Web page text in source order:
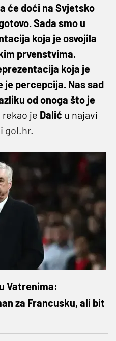
će doći na Svjetsko
Sada smo u
koja je osvojila
prvenstvima.
koja je
je percepcija. Nas sad
od onoga što je
rekao je Dalić u najavi
gol.hr.
Vatrenima:
za Francusku, ali bit